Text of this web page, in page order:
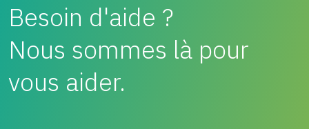
Besoin d'aide ?
Nous sommes là pour
vous aider.